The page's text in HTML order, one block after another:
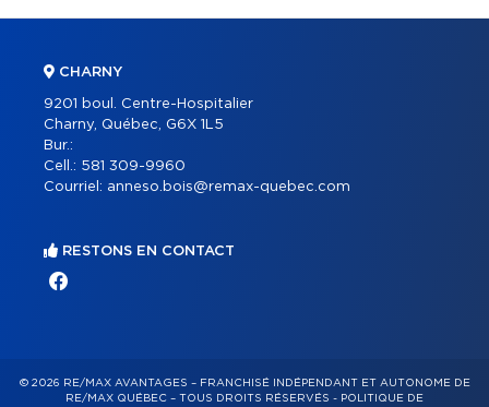
CHARNY
9201 boul. Centre-Hospitalier
Charny, Québec, G6X 1L5
Bur.:
Cell.: 581 309-9960
Courriel: anneso.bois@remax-quebec.com
RESTONS EN CONTACT
© 2026 RE/MAX AVANTAGES – FRANCHISÉ INDÉPENDANT ET AUTONOME DE
RE/MAX QUÉBEC – TOUS DROITS RÉSERVÉS - POLITIQUE DE